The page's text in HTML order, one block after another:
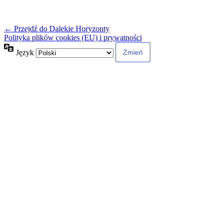
← Przejdź do Dalekie Horyzonty
Polityka plików cookies (EU) i prywatności
Język